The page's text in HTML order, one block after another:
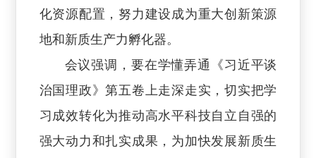
化资源配置，努力建设成为重大创新策源
地和新质生产力孵化器。
会议强调，要在学懂弄通《习近平谈
治国理政》第五卷上走深走实，切实把学
习成效转化为推动高水平科技自立自强的
强大动力和扎实成果，为加快发展新质生